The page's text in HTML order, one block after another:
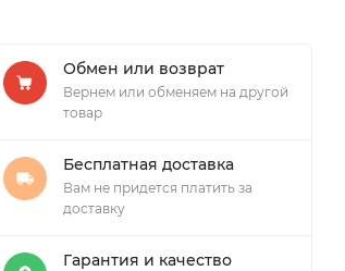
Обмен или возврат
Вернем или обменяем на другой
товар
Бесплатная доставка
Вам не придется платить за
доставку
Гарантия и качество